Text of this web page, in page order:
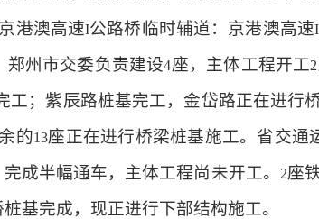
港澳高速I公路桥临时辅道：京港澳高速I
郑州市交委负责建设4座，主体工程开工2
工；紫辰路桩基完工，金岱路正在进行
的13座正在进行桥梁桩基施工。省交
成半幅通车，主体工程尚未开工。 2座
基完成，现正进行下部结构施工。